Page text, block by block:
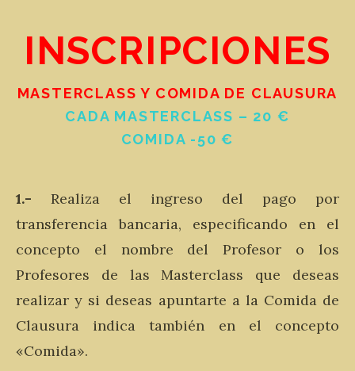
INSCRIPCIONES
MASTERCLASS Y COMIDA DE CLAUSURA
CADA MASTERCLASS – 20 €
COMIDA -50 €
1.- Realiza el ingreso del pago por
transferencia bancaria, especificando en el
concepto el nombre del Profesor o los
Profesores de las Masterclass que deseas
realizar y si deseas apuntarte a la Comida de
Clausura indica también en el concepto
«Comida».